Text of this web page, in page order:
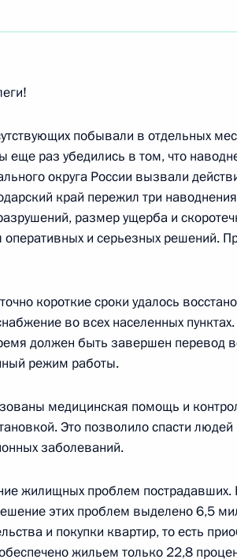
Хьелем Магне
Норвегии Хьелем Магне
о совместной пресс-
секретарем НАТО
побывали в отдельных
еще раз убедились в том, что
округа России вызвали
край пережил три
размер ущерба и
оперативных и серьезных решений.
короткие сроки удалось
во всех населенных
должен быть завершен перевод
режим работы.
медицинская помощь и
Это позволило спасти людей
заболеваний.
жилищных проблем
этих проблем выделено 6,5
и покупки квартир, то есть
жильем только 22,8